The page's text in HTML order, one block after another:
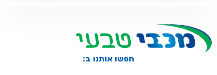
חפשו אותנו ב: